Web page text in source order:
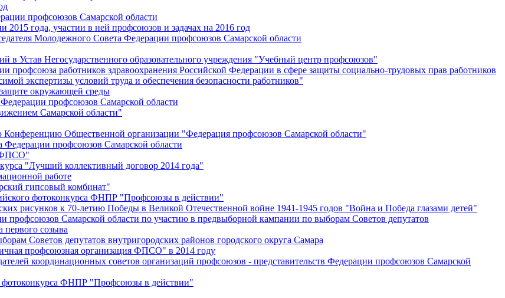
профсоюзов Самарской области
2015 года, участии в ней профсоюзов и задачах на 2016 год
Молодежного Совета Федерации профсоюзов Самарской области
в Устав Негосударственного образовательного учреждения "Учебный центр профсоюзов"
профсоюза работников здравоохранения Российской Федерации в сфере защиты социально-трудовых прав работников
экспертизы условий труда и обеспечения безопасности работников"
окружающей среды
профсоюзов Самарской области
Самарской области"
Общественной организации "Федерация профсоюзов Самарской области"
профсоюзов Самарской области
ФПСО"
"Лучший коллективный договор 2014 года"
работе
гипсовый комбинат"
фотоконкурса ФНПР "Профсоюзы в действии"
рисунков к 70-летию Победы в Великой Отечественной войне 1941-1945 годов "Война и Победа глазами детей"
профсоюзов Самарской области по участию в предвыборной кампании по выборам Советов депутатов
первого созыва
Советов депутатов внутригородских районов городского округа Самара
профсоюзная организация ФПСО" в 2014 году
координационных советов организаций профсоюзов - представительств Федерации профсоюзов Самарской
фотоконкурса ФНПР "Профсоюзы в действии"